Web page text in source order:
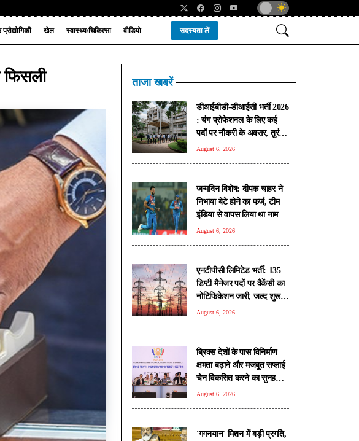
खेल स्वास्थ्य/चिकित्सा वीडियो सदस्यता लें
फिसली ताजा खबरें
डीआईबीडी-डीआईसी भर्ती 2026
: यंग प्रोफेशनल के लिए कई
पदों पर नौकरी के अवसर, तुरंत
करें आवेदन
August 6, 2026
जन्मदिन विशेष: दीपक चाहर ने
निभाया बेटे होने का फर्ज, टीम
इंडिया से वापस लिया था नाम
August 6, 2026
एनटीपीसी लिमिटेड भर्ती: 135
डिप्टी मैनेजर पदों पर वैकेंसी का
नोटिफिकेशन जारी, जल्द शुरू
होगी आवेदन प्रक्रिया
August 6, 2026
ब्रिक्स देशों के पास विनिर्माण
क्षमता बढ़ाने और मजबूत सप्लाई
चेन विकसित करने का सुनहरा
अवसर: पीयूष गोयल
August 6, 2026
'गगनयान' मिशन में बड़ी प्रगति,